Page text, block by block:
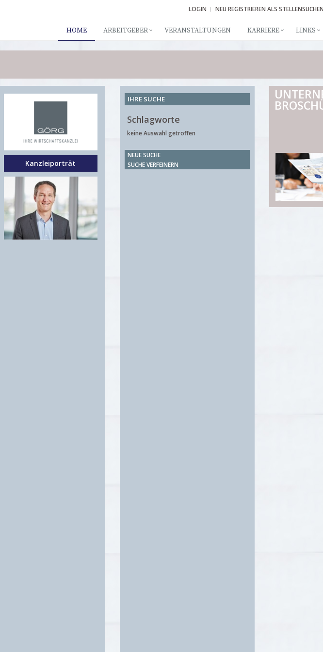
LOGIN NEU REGISTRIEREN ALS
HOME ARBEITGEBER VERANSTALTUNGEN KARRIERE LINKS
Kanzleiporträt
IHRE SUCHE
Schlagworte
keine Auswahl getroffen
NEUE SUCHE
SUCHE VERFEINERN